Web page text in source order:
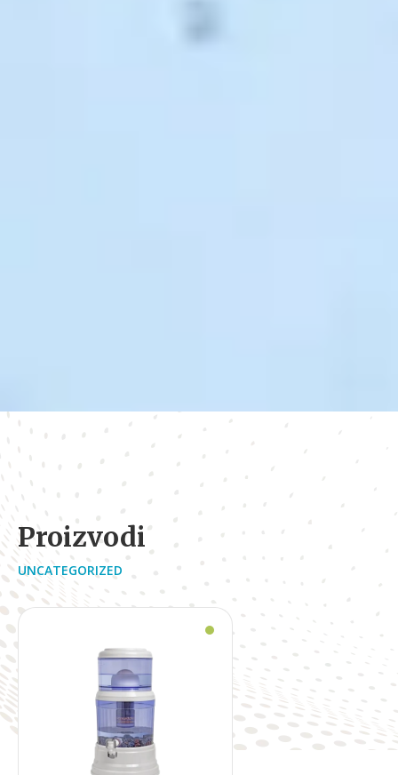
Proizvodi
UNCATEGORIZED